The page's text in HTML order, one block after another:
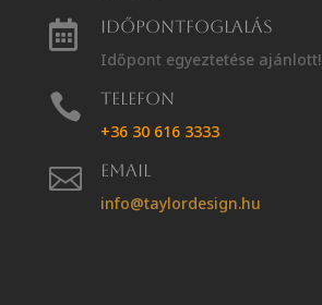

Időpontfoglalás
Időpont egyeztetése ajánlott!

Telefon
+36 30 616 3333

Email
info@taylordesign.hu